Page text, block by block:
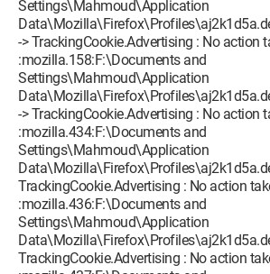
Settings\Mahmoud\Application
-> TrackingCookie.Advertising : No action
:mozilla.158:F:\Documents and
Settings\Mahmoud\Application
-> TrackingCookie.Advertising : No action
:mozilla.434:F:\Documents and
Settings\Mahmoud\Application
TrackingCookie.Advertising : No action
:mozilla.436:F:\Documents and
Settings\Mahmoud\Application
TrackingCookie.Advertising : No action